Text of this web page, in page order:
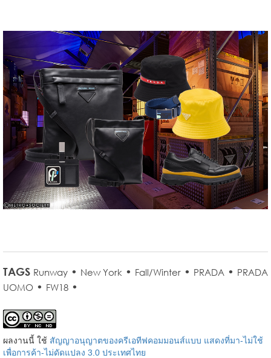
TAGS Runway • New York • Fall/Winter • PRADA • PRADA
UOMO • FW18 •
ผลงานนี้ ใช้ สัญญาอนุญาตของครีเอทีฟคอมมอนส์แบบ แสดงที่มา-ไม่ใช้
เพื่อการค้า-ไม่ดัดแปลง 3.0 ประเทศไทย